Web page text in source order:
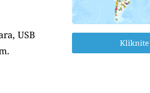
USB
Kliknite